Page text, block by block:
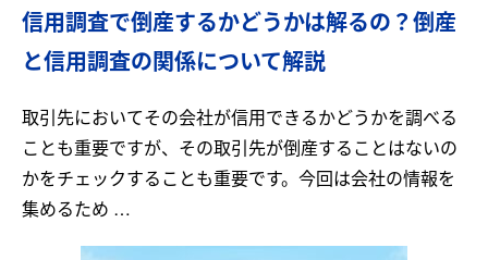
信用調査で倒産するかどうかは解るの？倒産
と信用調査の関係について解説
取引先においてその会社が信用できるかどうかを調べる
ことも重要ですが、その取引先が倒産することはないの
かをチェックすることも重要です。今回は会社の情報を
集めるため …